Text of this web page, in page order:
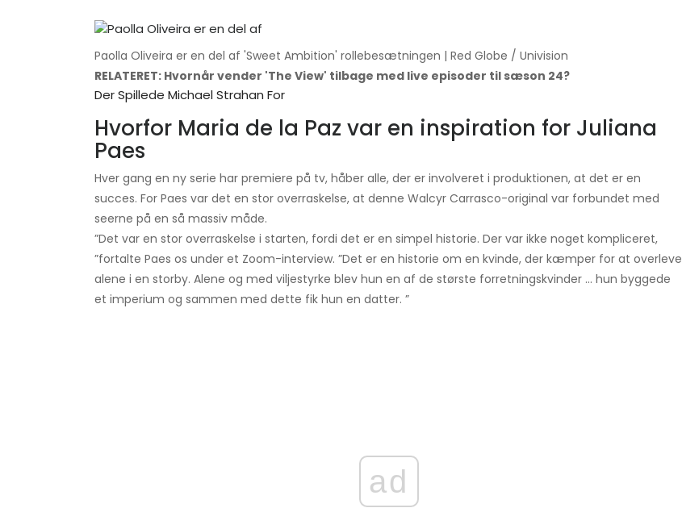
Paolla Oliveira er en del af 'Sweet Ambition' rollebesætningen | Red Globe / Univision
RELATERET: Hvornår vender 'The View' tilbage med live episoder til sæson 24?
Der Spillede Michael Strahan For
Hvorfor Maria de la Paz var en inspiration for Juliana
Paes
Hver gang en ny serie har premiere på tv, håber alle, der er involveret i produktionen, at det er en
succes. For Paes var det en stor overraskelse, at denne Walcyr Carrasco-original var forbundet med
seerne på en så massiv måde.
”Det var en stor overraskelse i starten, fordi det er en simpel historie. Der var ikke noget kompliceret,
”fortalte Paes os under et Zoom-interview. ”Det er en historie om en kvinde, der kæmper for at overleve
alene i en storby. Alene og med viljestyrke blev hun en af ​​de største forretningskvinder ... hun byggede
et imperium og sammen med dette fik hun en datter. ”
ad